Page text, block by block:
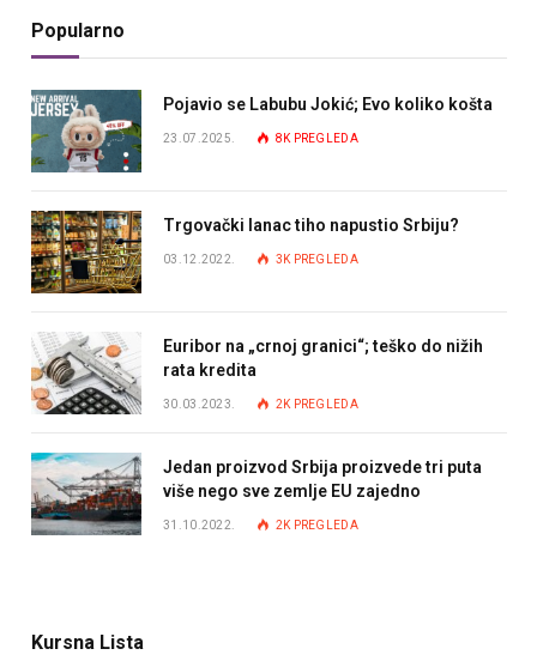
Popularno
Pojavio se Labubu Jokić; Evo koliko košta
23.07.2025. 8K PREGLEDA
Trgovački lanac tiho napustio Srbiju?
03.12.2022. 3K PREGLEDA
Euribor na „crnoj granici“; teško do nižih
rata kredita
30.03.2023. 2K PREGLEDA
Jedan proizvod Srbija proizvede tri puta
više nego sve zemlje EU zajedno
31.10.2022. 2K PREGLEDA
Kursna Lista